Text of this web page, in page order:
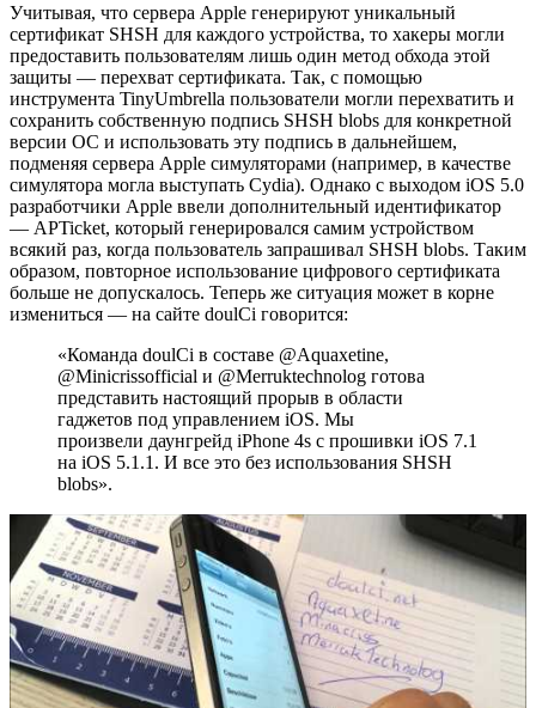
Учитывая, что сервера Apple генерируют уникальный
сертификат SHSH для каждого устройства, то хакеры могли
предоставить пользователям лишь один метод обхода этой
защиты — перехват сертификата. Так, с помощью
инструмента TinyUmbrella пользователи могли перехватить и
сохранить собственную подпись SHSH blobs для конкретной
версии ОС и использовать эту подпись в дальнейшем,
подменяя сервера Apple симуляторами (например, в качестве
симулятора могла выступать Cydia). Однако с выходом iOS 5.0
разработчики Apple ввели дополнительный идентификатор
— APTicket, который генерировался самим устройством
всякий раз, когда пользователь запрашивал SHSH blobs. Таким
образом, повторное использование цифрового сертификата
больше не допускалось. Теперь же ситуация может в корне
измениться — на сайте doulCi говорится:
«Команда doulCi в составе @Aquaxetine,
@Minicrissofficial и @Merruktechnolog готова
представить настоящий прорыв в области
гаджетов под управлением iOS. Мы
произвели даунгрейд iPhone 4s с прошивки iOS 7.1
на iOS 5.1.1. И все это без использования SHSH
blobs».